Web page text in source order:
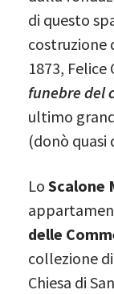
di questo
costruzione
1873, Felice
funebredel
ultimo
(donò quasi
Lo Scalone
delle
collezione
Chiesa di